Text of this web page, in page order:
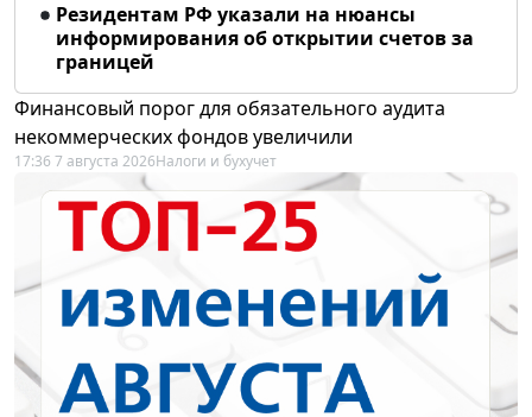
Резидентам РФ указали на нюансы
информирования об открытии счетов за
границей
Финансовый порог для обязательного аудита
некоммерческих фондов увеличили
17:36 7 августа 2026Налоги и бухучет